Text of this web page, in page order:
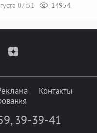
07:51
14954
Контакты
, 39-39-41